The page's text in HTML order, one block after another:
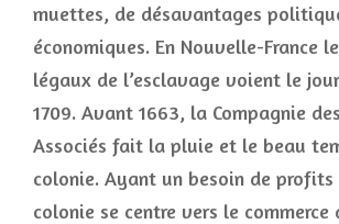
muettes, de désavantages
économiques. En Nouvelle-France
légaux de l’esclavage voient le
1709. Avant 1663, la Compagnie
Associés fait la pluie et le beau
colonie. Ayant un besoin de
colonie se centre vers le commerce